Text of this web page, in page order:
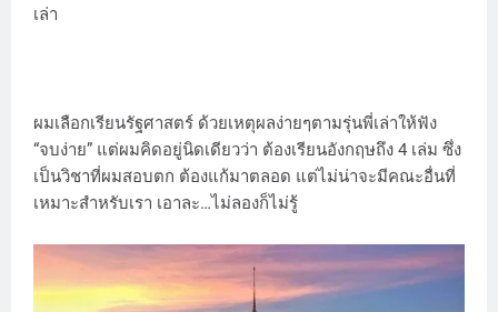
เล่า
ผมเลือกเรียนรัฐศาสตร์ ด้วยเหตุผลง่ายๆตามรุ่นพี่เล่าให้ฟัง
“จบง่าย” แต่ผมคิดอยู่นิดเดียวว่า ต้องเรียนอังกฤษถึง 4 เล่ม ซึ่ง
เป็นวิชาที่ผมสอบตก ต้องแก้มาตลอด แต่ไม่น่าจะมีคณะอื่นที่
เหมาะสำหรับเรา เอาละ…ไม่ลองก็ไม่รู้